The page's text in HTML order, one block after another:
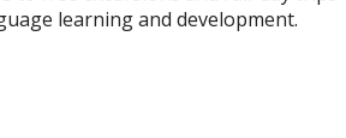
learning and development.